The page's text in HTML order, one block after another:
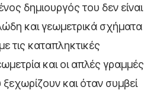
δημιουργός του δεν είναι
και γεωμετρικά σχήματα
τις καταπληκτικές
και οι απλές γραμμές
και όταν συμβεί